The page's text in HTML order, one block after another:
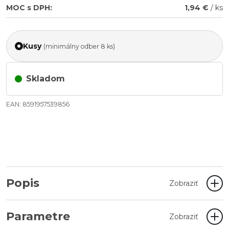
MOC s DPH: 1,94 € / ks
Kusy (minimálny odber 8 ks)
Skladom
EAN: 8591957539856
Popis Zobraziť
Parametre Zobraziť